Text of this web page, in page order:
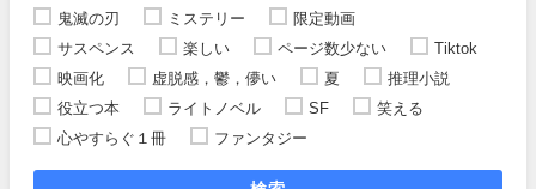
鬼滅の刃
ミステリー
限定動画
サスペンス
楽しい ページ数少ない
Tiktok
映画化
虚脱感，鬱，儚い 夏
推理小説
役立つ本
ライトノベル SF
笑える
心やすらぐ１冊
ファンタジー